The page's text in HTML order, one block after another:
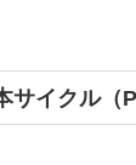
サイクル（